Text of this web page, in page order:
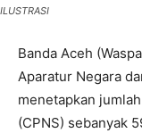
ILUSTRASI
Banda Aceh
Aparatur Negara
menetapkan
(CPNS) sebanyak